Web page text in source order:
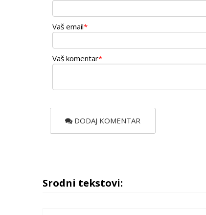
Vaš email*
Vaš komentar*
DODAJ KOMENTAR
Srodni tekstovi: